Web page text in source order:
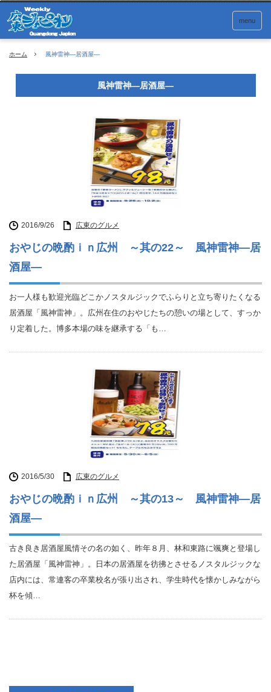
menu
ホーム 風神雷神―居酒屋―
風神雷神―居酒屋―
2016/9/26 広東のグルメ
おやじの晩酌ｉｎ広州 ～其の22～ 風神雷神―居
酒屋―
お一人様も歓迎光臨どこかノスタルジックでふらりと立ち寄りたくなる
居酒屋「風神雷神」。広州在住のおやじたちの憩いの場として、すっか
り定着した。博多本場の味を継承する「も…
2016/5/30 広東のグルメ
おやじの晩酌ｉｎ広州 ～其の13～ 風神雷神―居
酒屋―
古き良き居酒屋風情その名の如く、昨年８月、林和東路に颯爽と登場し
た居酒屋「風神雷神」。日本の居酒屋を彷彿とさせるノスタルジックな
店内には、常連客の卒業校名が張り出され、学生時代を懐かしみながら
杯を傾…